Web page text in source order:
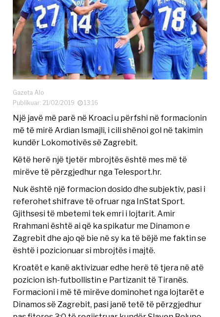
Gazeta Alo
Publikuar: 21/02/2019
13:16
Një javë më parë në Kroaci u përfshi në formacionin
më të mirë Ardian Ismajli, i cili shënoi gol në takimin
kundër Lokomotivës së Zagrebit.
Këtë herë një tjetër mbrojtës është mes më të
mirëve të përzgjedhur nga Telesport.hr.
Nuk është një formacion dosido dhe subjektiv, pasi i
referohet shifrave të ofruar nga InStat Sport.
Gjithsesi të mbetemi tek emri i lojtarit. Amir
Rrahmani është ai që ka spikatur me Dinamon e
Zagrebit dhe ajo që bie në sy ka të bëjë me faktin se
është i pozicionuar si mbrojtës i majtë.
Kroatët e kanë aktivizuar edhe herë të tjera në atë
pozicion ish-futbollistin e Partizanit të Tiranës.
Formacioni i më të mirëve dominohet nga lojtarët e
Dinamos së Zagrebit, pasi janë tetë të përzgjedhur